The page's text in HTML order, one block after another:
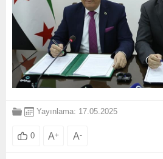
Yayınlama: 17.05.2025
0 A+ A-